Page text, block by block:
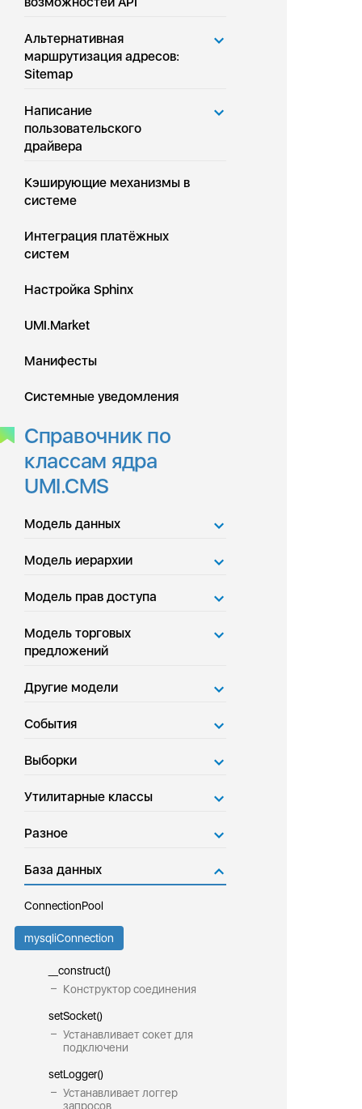
Альтернативная
маршрутизация адресов:
Sitemap
Написание
пользовательского
драйвера
Кэширующие механизмы в
системе
Интеграция платёжных
систем
Настройка Sphinx
UMI.Market
Манифесты
Системные уведомления
Справочник по
классам ядра
UMI.CMS
Модель данных
Модель иерархии
Модель прав доступа
Модель торговых
предложений
Другие модели
События
Выборки
Утилитарные классы
Разное
База данных
ConnectionPool
mysqliConnection
__construct()
Конструктор соединения
setSocket()
Устанавливает сокет для
подключени
setLogger()
Устанавливает логгер
запросов